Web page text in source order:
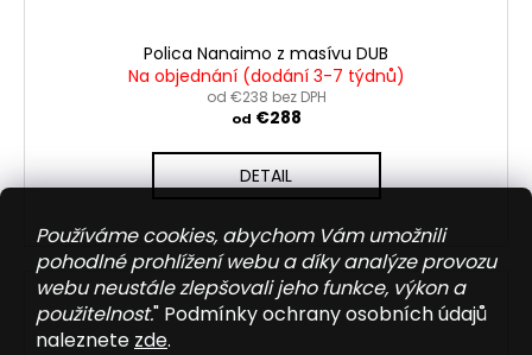
Používáme cookies, abychom Vám umožnili
pohodlné prohlížení webu a díky analýze provozu
webu neustále zlepšovali jeho funkce, výkon a
použitelnost." Podmínky ochrany osobních údajů
naleznete zde.
Polica Nanaimo z masívu DUB
Na objednání (dodání 3-7 týdnů)
od €238 bez DPH
od €288
DETAIL